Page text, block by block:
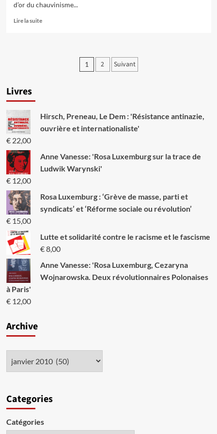
d’or du chauvinisme...
Lire la suiteEn
Pagination
1 2 Suivant
Livres
Hirsch, Preneau, Le Dem : 'Résistance antinazie,
ouvrière et internationaliste'
€22,00
Anne Vanesse: 'Rosa Luxemburg sur la trace de
Ludwik Warynski'
€12,00
Rosa Luxemburg : ‘Grève de masse, parti et
syndicats’ et ‘Réforme sociale ou révolution’
€15,00
Lutte et solidarité contre le racisme et le fascisme
€8,00
Anne Vanesse: 'Rosa Luxemburg, Cezaryna
Wojnarowska. Deux révolutionnaires Polonaises
à Paris'
€12,00
Archive
Categories
Catégories